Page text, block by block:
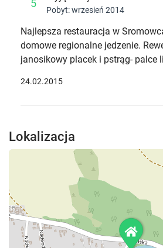
5
Pobyt: wrzesień 2014
Najlepsza restauracja w
domowe regionalne jedzenie.
janosikowy placek i pstrąg- palce
24.02.2015
Lokalizacja